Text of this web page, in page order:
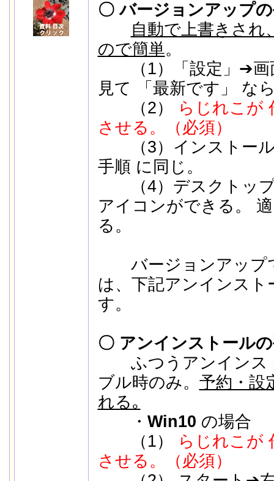
〇 バージョンアップ
自動で上書きされ
ので簡単。
（1）「設定」➔画
見て 「最新です」 な
（2）
らじれこが
させる。（必須）
（3）インストール
手順 に同じ。
（4）デスクトップ
アイコンができる。
る。
バージョンアップ
は、下記アンインス
す。
〇 アンインストール
ふつうアンインス
ブル時のみ。 予約・設
れる｡
・ Win10 の場合
（1）
らじれこが
させる。（必須）